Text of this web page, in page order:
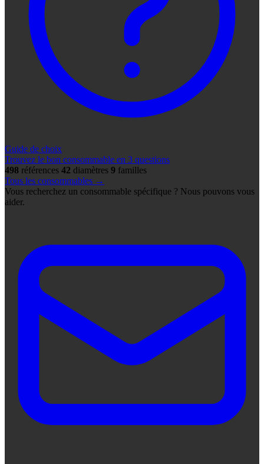
Guide de choix
Trouvez le bon consommable en 3 questions
498 références 42 diamètres 9 familles
Tous les consommables →
Vous recherchez un consommable spécifique ? Nous pouvons vous
aider.